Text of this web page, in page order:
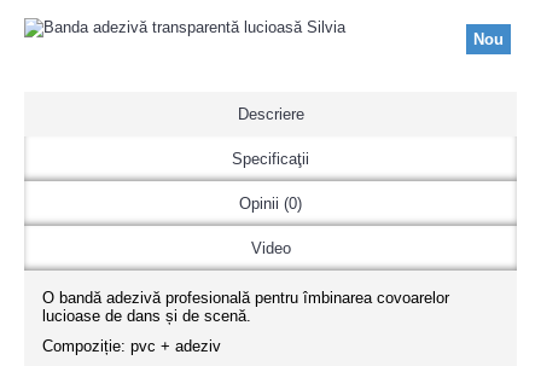
Nou
Descriere
Specificaţii
Opinii (0)
Video
O bandă adezivă profesională pentru îmbinarea covoarelor
lucioase de dans și de scenă.
Compoziție: pvc + adeziv